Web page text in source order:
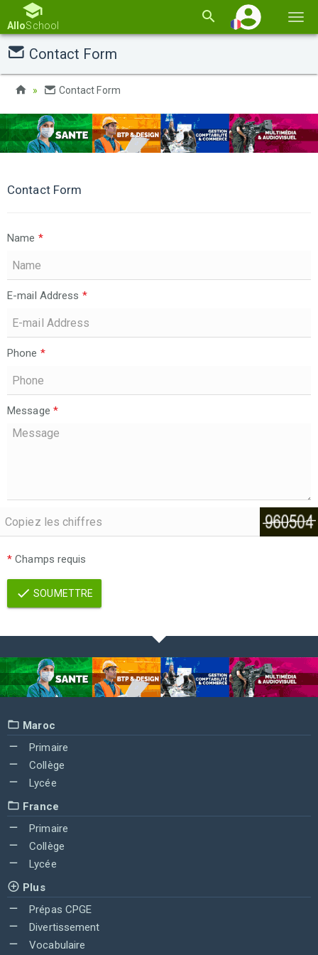
la
AlloSchool
Contact Form
Contact Form
Contact Form
Name *
E-mail Address *
Phone *
Message *
* Champs requis
SOUMETTRE
Maroc
Primaire
Collège
Lycée
France
Primaire
Collège
Lycée
Plus
Prépas CPGE
Divertissement
Vocabulaire